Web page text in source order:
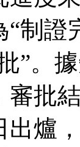
“制證
”。
審批
出爐